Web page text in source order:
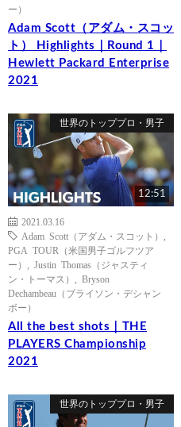
ー）
Adam Scott（アダム・スコッ
ト） Highlights｜Round 1｜
Hewlett Packard Enterprise
2021
世界のトッププロ・男子
12:51
2021.03.16
Adam Scott（アダム・スコット）
PGA TOUR（米国男子ゴルフツア
ー）
Justin Thomas（ジャスティ
ン・トーマス）
Bryson
Dechambeau（ブライソン・デシャン
ボー）
All the best shots｜THE
PLAYERS Championship
2021
世界のトッププロ・男子